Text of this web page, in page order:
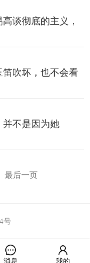
谈彻底的主义，
笛吹坏，也不会看
并不是因为她
最后一页
号
消息 我的